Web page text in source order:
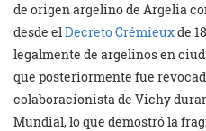
de origen argelino de Argelia
desde elDecreto Crémieuxde
legalmente de argelinos en
que posteriormente fue
colaboracionista de Vichy
Mundial, lo que demostró la